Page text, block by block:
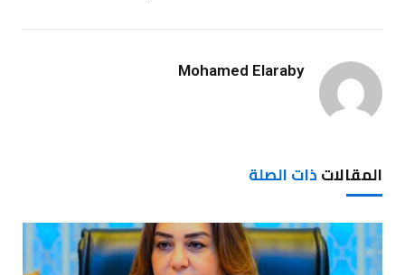
Mohamed Elaraby
المقالاتذات الصلة